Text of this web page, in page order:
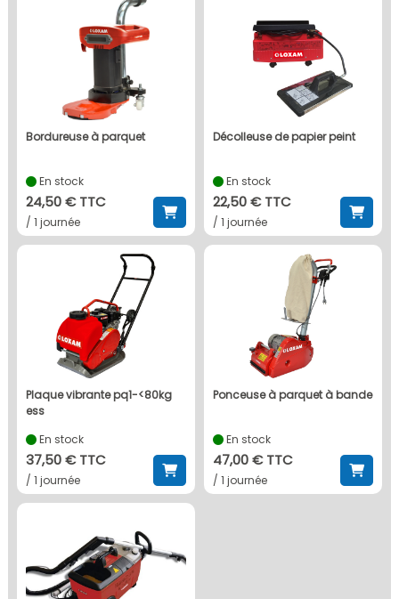
bordureuse à parquet
En stock
24,50 € TTC
/ 1 journée
décolleuse de papier peint
En stock
22,50 € TTC
/ 1 journée
plaque vibrante pq1-<80kg
ess
En stock
37,50 € TTC
/ 1 journée
ponceuse à parquet à bande
En stock
47,00 € TTC
/ 1 journée